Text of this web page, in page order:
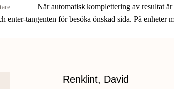
När automatisk komplettering av resultat
enter-tangenten för besöka önskad sida. På enheter
Renklint, David